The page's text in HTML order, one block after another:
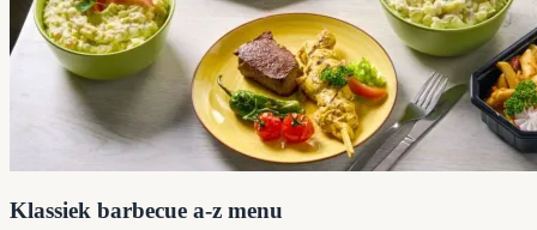
Klassiek barbecue a-z menu